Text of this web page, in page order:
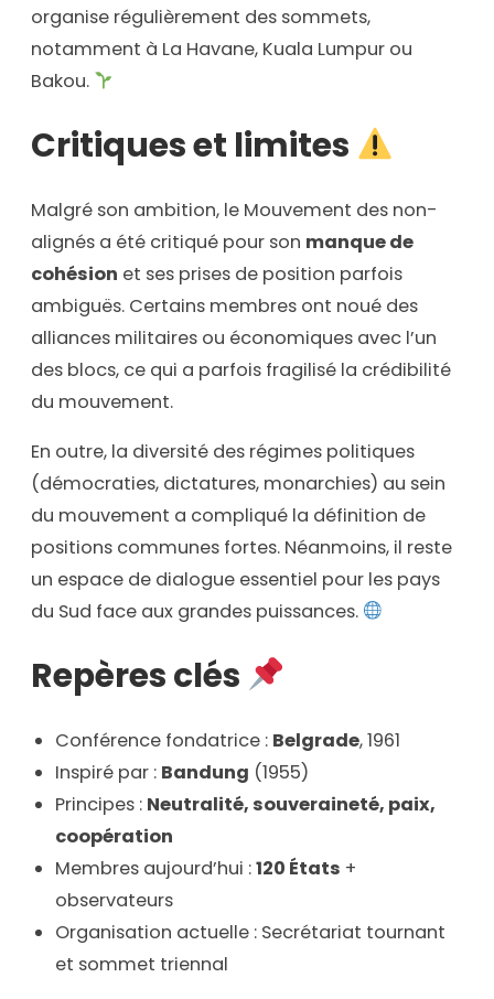
organise régulièrement des sommets,
notamment à La Havane, Kuala Lumpur ou
Bakou.
Critiques et limites
Malgré son ambition, le Mouvement des non-
alignés a été critiqué pour son manque de
cohésion et ses prises de position parfois
ambiguës. Certains membres ont noué des
alliances militaires ou économiques avec l’un
des blocs, ce qui a parfois fragilisé la crédibilité
du mouvement.
En outre, la diversité des régimes politiques
(démocraties, dictatures, monarchies) au sein
du mouvement a compliqué la définition de
positions communes fortes. Néanmoins, il reste
un espace de dialogue essentiel pour les pays
du Sud face aux grandes puissances.
Repères clés
Conférence fondatrice : Belgrade, 1961
Inspiré par : Bandung (1955)
Principes : Neutralité, souveraineté, paix,
coopération
Membres aujourd’hui :120 États +
observateurs
Organisation actuelle : Secrétariat tournant
et sommet triennal